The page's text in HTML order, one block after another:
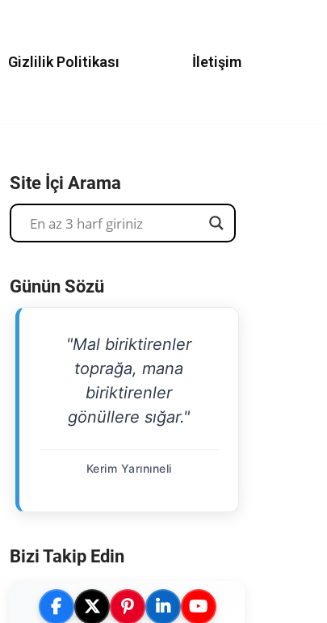
Gizlilik Politikası İletişim
Site İçi Arama
Günün Sözü
"Mal biriktirenler
toprağa, mana
biriktirenler
gönüllere sığar."
Kerim Yarınıneli
Bizi Takip Edin